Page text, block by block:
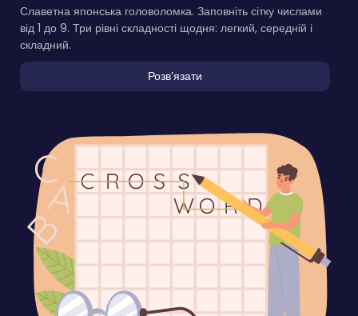
Славетна японська головоломка. Заповніть сітку числами
від 1 до 9. Три рівні складності щодня: легкий, середній і
складний.
Розвʼязати